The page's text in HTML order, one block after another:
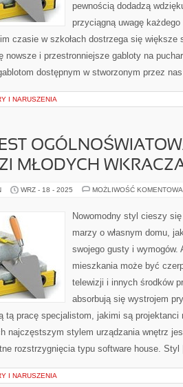
pewnością dodadzą
przyciągną uwagę
czasie w szkołach dostrzega się większe
nowsze i przestronniejsze gabloty na
dostępnym w stworzonym przez
I NARUSZENIA
MŁODYCH
WRZ - 18 - 2025 MOŻLIWOŚĆ
Nowomodny styl cieszy
marzy o własnym domu,
swojego gusty i wymogów.
mieszkania może być
telewizji i innych środków
absorbują się wystrojem
tą pracę specjalistom, jakimi są
najczęstszym stylem urządzania wnętrz
rozstrzygnięcia typu software house.
I NARUSZENIA